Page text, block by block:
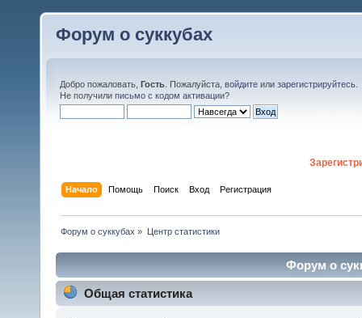
Форум о суккубах
Добро пожаловать, Гость . Пожалуйста, войдите или зарегистрируйтесь
Не получили письмо с кодом активации?
Начало Помощь Поиск Вход Регистрация
Форум о суккубах » Центр статистики
Форум о
Общая статистика